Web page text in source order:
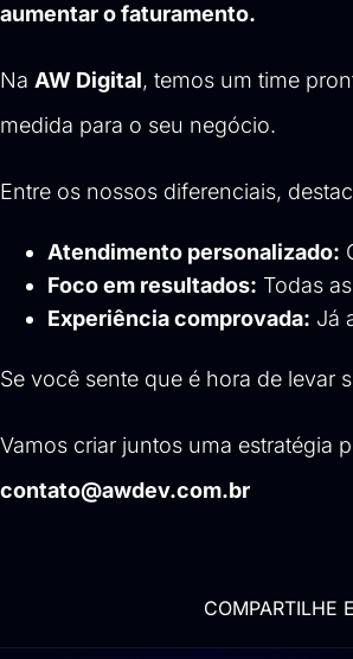
aumentar o faturamento.
Na AW Digital, temos um time
medida para o seu negócio.
Entre os nossos diferenciais,
Atendimento personalizado:
Foco em resultados: Todas
Experiência comprovada: Já
Se você sente que é hora de levar
Vamos criar juntos uma estratégia
contato@awdev.com.br
COMPARTILHE